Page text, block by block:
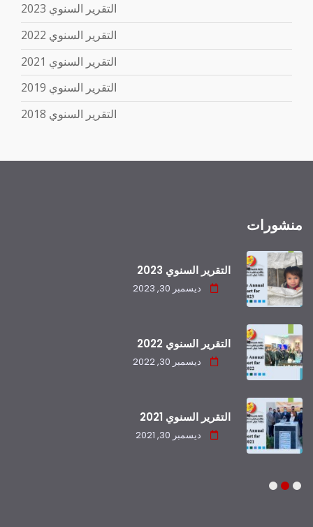
التقرير السنوي 2023
التقرير السنوي 2022
التقرير السنوي 2021
التقرير السنوي 2019
التقرير السنوي 2018
منشورات
التقرير السنوي 2023
ديسمبر 30, 2023
التقرير السنوي 2022
ديسمبر 30, 2022
التقرير السنوي 2021
ديسمبر 30, 2021
1
2
3